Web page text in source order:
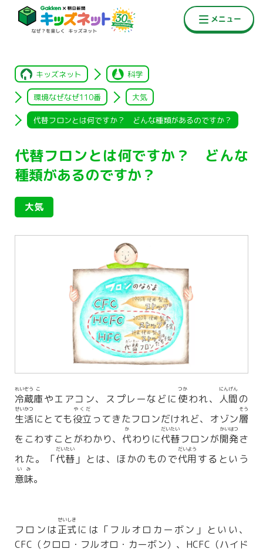
キッズネット 科学
環境なぜなぜ110番 大気
代替フロンとは何ですか？ どんな種類があるのですか？
代替フロンとは何ですか？ どんな
種類があるのですか？
大気
冷蔵
れいぞう
庫
こ
やエアコン、スプレーなどに 使
つか
われ、 人間
にんげん
の
生活
せいかつ
にとても役立
やくだ
ってきたフロンだけれど、オゾン層
そう
をこわすことがわかり、 代
か
わりに代替
だいたい
フロンが開発
かいはつ
さ
れた。「代替
だいたい
」とは、ほかのもので代用
だいよう
するという
意味
いみ
。
フロンは正式
せいしき
には「フルオロカーボン」といい、
CFC（クロロ・フルオロ・カーボン）、HCFC（ハイド